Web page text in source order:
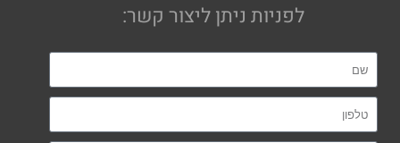
לפניות ניתן ליצור קשר: